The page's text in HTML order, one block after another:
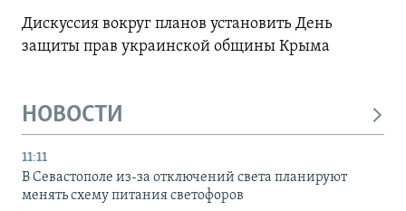
Дискуссия вокруг планов установить День
защиты прав украинской общины Крыма
НОВОСТИ
11:11
В Севастополе из-за отключений света планируют
менять схему питания светофоров